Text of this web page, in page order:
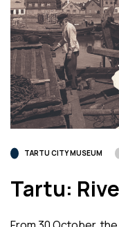
TARTU CITY MUSEUM
Tartu: